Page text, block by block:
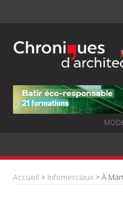
Accueil > Infomerciaux > À